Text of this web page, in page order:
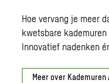
Hoe vervang je meer
kwetsbare
Innovatief nadenken
Meer over Kademuren